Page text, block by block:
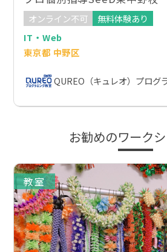
オンライン不可
無料体験あり
IT・Web
東京都 中野区
QUREO（キュレオ）プログ
お勧めのワーク
教室